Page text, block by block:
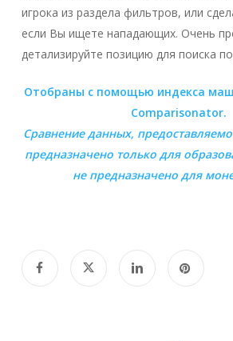
игрока из раздела фильтров, или
если Вы ищете нападающих. Очень
детализируйте позицию для поиска
Отобраны с помощью индекса
Comparisonator.
Сравнение данных,
предназначено только для
не предназначено для